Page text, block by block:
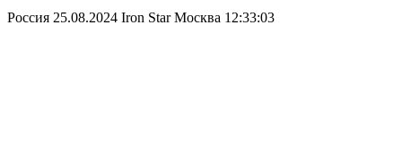
Россия 25.08.2024 Iron Star Москва 12:33:03